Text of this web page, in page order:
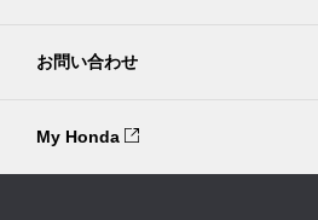
お問い合わせ
My Honda